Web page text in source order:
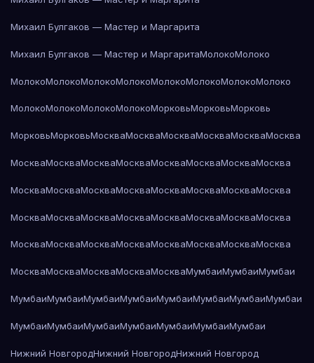
Михаил Булгаков — Мастер и Маргарита
Михаил Булгаков — Мастер и МаргаритаМолокоМолоко
МолокоМолокоМолокоМолокоМолокоМолокоМолокоМолоко
МолокоМолокоМолокоМолокоМорковьМорковьМорковь
МорковьМорковьМоскваМоскваМоскваМоскваМоскваМосква
МоскваМоскваМоскваМоскваМоскваМоскваМоскваМосква
МоскваМоскваМоскваМоскваМоскваМоскваМоскваМосква
МоскваМоскваМоскваМоскваМоскваМоскваМоскваМосква
МоскваМоскваМоскваМоскваМоскваМоскваМоскваМосква
МоскваМоскваМоскваМоскваМоскваМумбаиМумбаиМумбаи
МумбаиМумбаиМумбаиМумбаиМумбаиМумбаиМумбаиМумбаи
МумбаиМумбаиМумбаиМумбаиМумбаиМумбаиМумбаи
Нижний НовгородНижний НовгородНижний Новгород